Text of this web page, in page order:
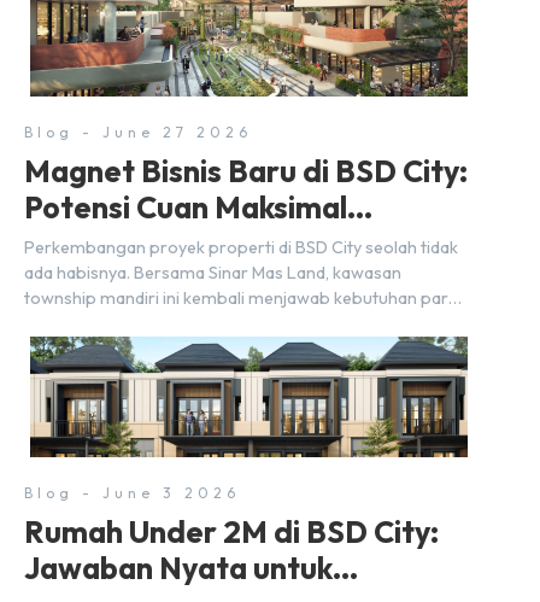
menenangkan. Sebagai kawasan township terpadu, BSD
City terus bertransformasi menjadi area hunian modern
yang sangat mendukung […]
Blog - June 27 2026
Magnet Bisnis Baru di BSD City:
Potensi Cuan Maksimal
Selangkah dari Stasiun
Perkembangan proyek properti di BSD City seolah tidak
ada habisnya. Bersama Sinar Mas Land, kawasan
township mandiri ini kembali menjawab kebutuhan para
lewat kehadiran Wander Alley Walk. Ruko terbaru di BSD
City ini datang dengan keunggulan geografis yang
sangat strategis. Letaknya menempel langsung dengan
dua pusat pergerakan massa […]
Blog - June 3 2026
Rumah Under 2M di BSD City:
Jawaban Nyata untuk